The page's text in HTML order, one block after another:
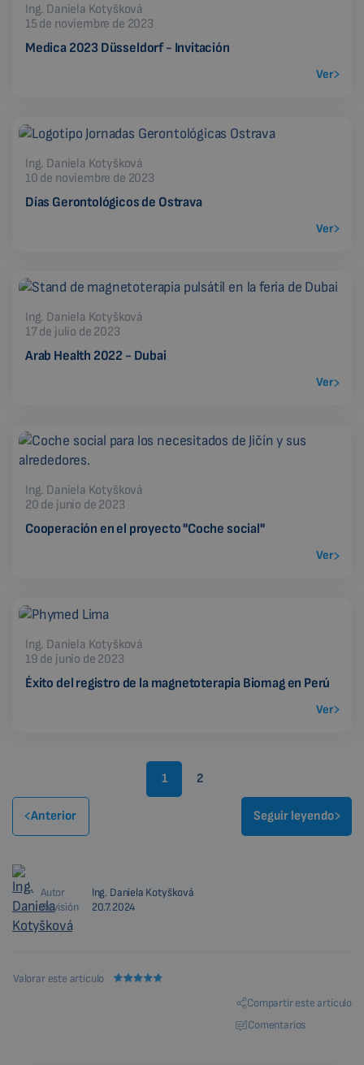
Ing. Daniela Kotyšková
15 de noviembre de 2023
Medica 2023 Düsseldorf - Invitación
Ver
Ing. Daniela Kotyšková
10 de noviembre de 2023
Días Gerontológicos de Ostrava
Ver
Ing. Daniela Kotyšková
17 de julio de 2023
Arab Health 2022 - Dubai
Ver
Ing. Daniela Kotyšková
20 de junio de 2023
Cooperación en el proyecto "Coche social"
Ver
Ing. Daniela Kotyšková
19 de junio de 2023
Éxito del registro de la magnetoterapia Biomag en Perú
Ver
Anterior
1 2
Seguir leyendo
Autor
Ing. Daniela Kotyšková
Revisión
20.7.2024
Valorar este artículo
Compartir este artículo
Comentarios